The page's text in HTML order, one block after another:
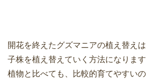
開花を終えたグズマニアの植え替え
子株を植え替えていく方法になりま
植物と比べても、比較的育てやすい